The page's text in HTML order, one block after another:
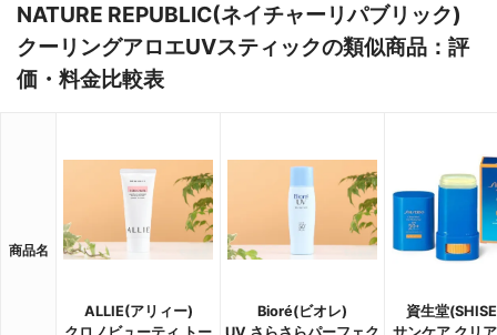
NATURE REPUBLIC(ネイチャーリパブリック)
クーリングアロエUVスティックの類似商品：評
価・料金比較表
商品名
ALLIE(アリィー)
Bioré(ビオレ)
資生堂